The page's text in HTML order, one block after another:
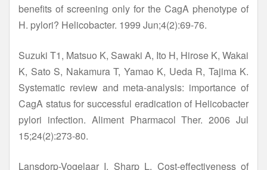
benefits of screening only for the CagA phenotype of
H. pylori? Helicobacter. 1999 Jun;4(2):69-76.
Suzuki T1, Matsuo K, Sawaki A, Ito H, Hirose K, Wakai
K, Sato S, Nakamura T, Yamao K, Ueda R, Tajima K.
Systematic review and meta-analysis: importance of
CagA status for successful eradication of Helicobacter
pylori infection. Aliment Pharmacol Ther. 2006 Jul
15;24(2):273-80.
Lansdorp-Vogelaar I, Sharp L. Cost-effectiveness of